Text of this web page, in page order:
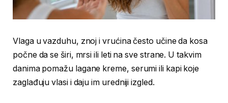
Vlaga u vazduhu, znoj i vrućina često učine da kosa
počne da se širi, mrsi ili leti na sve strane. U takvim
danima pomažu lagane kreme, serumi ili kapi koje
zaglađuju vlasi i daju im uredniji izgled.